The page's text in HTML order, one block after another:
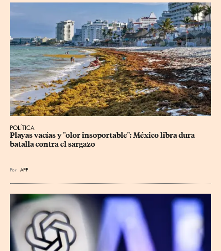
POLÍTICA
Playas vacías y "olor insoportable": México libra dura
batalla contra el sargazo
Por AFP